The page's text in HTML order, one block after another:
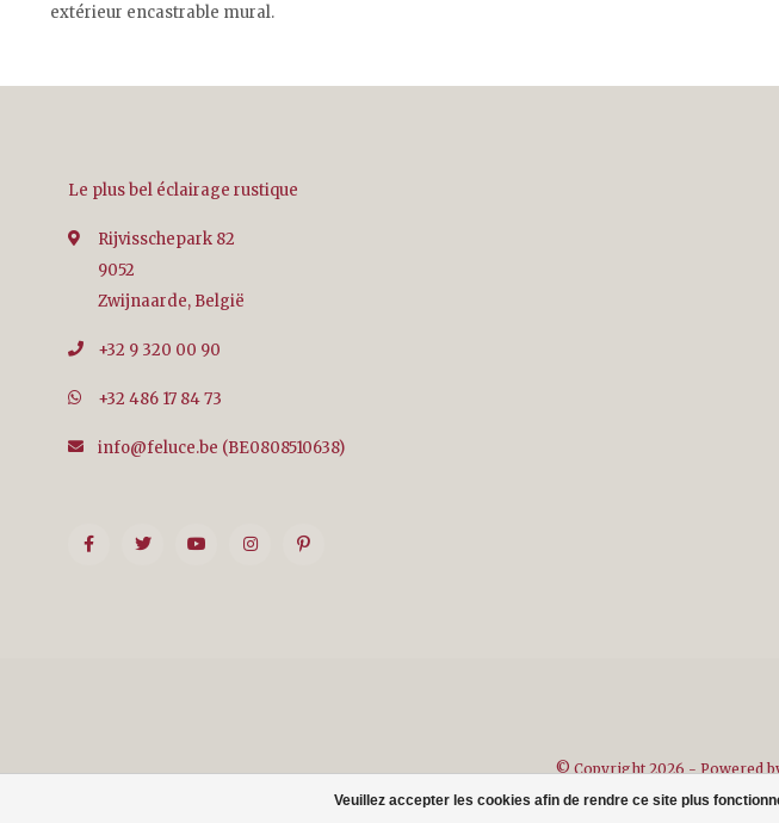
extérieur encastrable mural.
Veuillez accepter les cookies afin de rendre ce site plus
Le plus bel éclairage rustique
Rijvisschepark 82
9052
Zwijnaarde, België
+32 9 320 00 90
+32 486 17 84 73
info@feluce.be (BE0808510638)
© Copyright 2026 - Powered